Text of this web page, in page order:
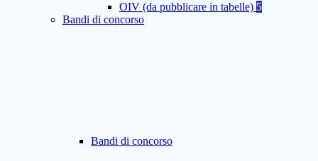
OIV (da pubblicare in tabelle) 5
Bandi di concorso
Bandi di concorso